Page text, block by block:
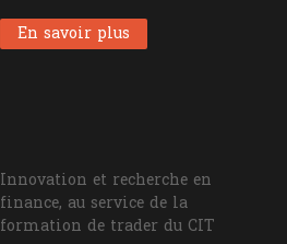
En savoir plus
Innovation et recherche en
finance, au service de la
formation de trader du CIT